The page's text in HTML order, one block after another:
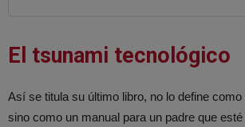
El tsunami tecnológico
Así se titula su último libro, no lo define
sino como un manual para un padre que